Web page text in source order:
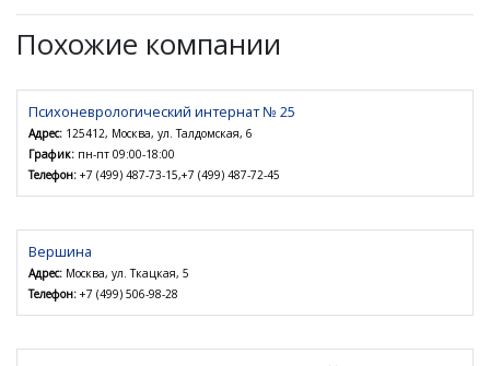
Похожие компании
Психоневрологический интернат № 25
Адрес: 125412, Москва, ул. Талдомская, 6
График: пн-пт 09:00-18:00
Телефон: +7 (499) 487-73-15,+7 (499) 487-72-45
Вершина
Адрес: Москва, ул. Ткацкая, 5
Телефон: +7 (499) 506-98-28